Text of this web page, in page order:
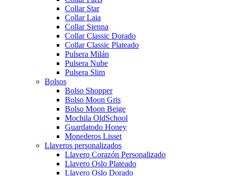
Collar Star
Collar Laia
Collar Sienna
Collar Classic Dorado
Collar Classic Plateado
Pulsera Milán
Pulsera Nube
Pulsera Slim
Bolsos
Bolso Shopper
Bolso Moon Gris
Bolso Moon Beige
Mochila OldSchool
Guardatodo Honey
Monederos Lisset
Llaveros personalizados
Llavero Corazón Personalizado
Llavero Oslo Plateado
Llavero Oslo Dorado